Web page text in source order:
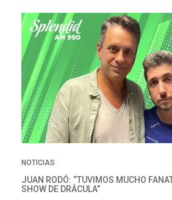
NOTICIAS
JUAN RODÓ: “TUVIMOS MUCHO
SHOW DE DRÁCULA”